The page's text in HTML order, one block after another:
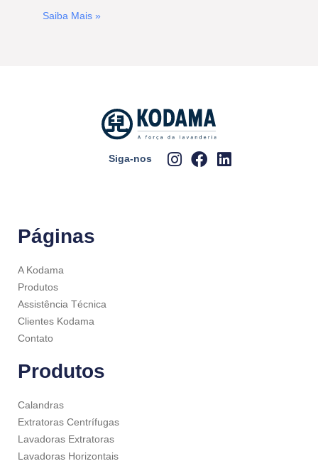
Saiba Mais »
Siga-nos
Páginas
A Kodama
Produtos
Assistência Técnica
Clientes Kodama
Contato
Produtos
Calandras
Extratoras Centrífugas
Lavadoras Extratoras
Lavadoras Horizontais